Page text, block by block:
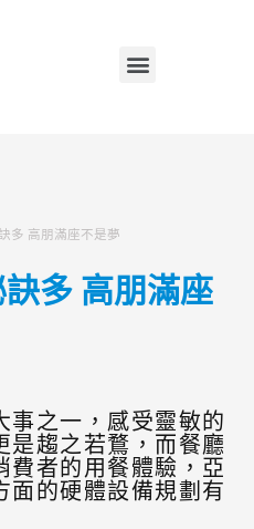
多 高朋滿座不是夢
多 高朋滿座
事之一，感受靈敏的
是趨之若鶩，而餐廳
費者的用餐體驗，亞
面的硬體設備規劃有